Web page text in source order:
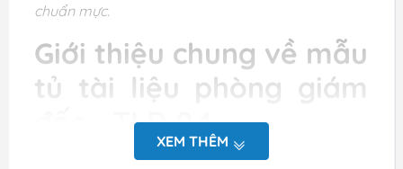
chuẩn mực.
Giới thiệu chung về mẫu
tủ tài liệu phòng giám
đốc - TLĐ 04
Kích thước: Rộng
XEM THÊM